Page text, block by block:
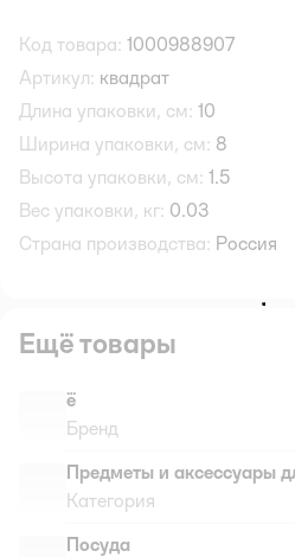
Код товара: 1000988907
Артикул: квадрат
Длина упаковки, см: 10
Ширина упаковки, см: 8
Высота упаковки, см: 1.5
Вес упаковки, кг: 0.03
Страна производства: Россия
Ещё товары
ё
Бренд
Предметы и аксессуары
Категория
Посуда